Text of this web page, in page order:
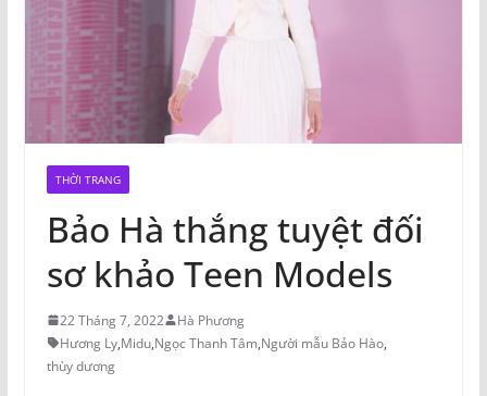
THỜI TRANG
Bảo Hà thắng tuyệt đối
sơ khảo Teen Models
22 Tháng 7, 2022
Hà Phương
Hương Ly,Midu,Ngọc Thanh Tâm,Người mẫu Bảo Hào,
thùy dương